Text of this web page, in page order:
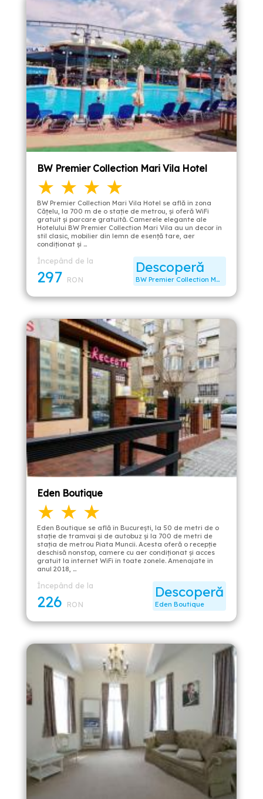
BW Premier Collection Mari Vila Hotel
★ ★ ★ ★
BW Premier Collection Mari Vila Hotel se află în zona
Căţelu, la 700 m de o staţie de metrou, şi oferă WiFi
gratuit şi parcare gratuită. Camerele elegante ale
Hotelului BW Premier Collection Mari Vila au un decor în
stil clasic, mobilier din lemn de esență tare, aer
condiţionat şi …
Descoperă
BW Premier Collection Mari Vila Hotel
Începând de la
297 RON
Eden Boutique
★ ★ ★
Eden Boutique se află în Bucureşti, la 50 de metri de o
staţie de tramvai şi de autobuz şi la 700 de metri de
staţia de metrou Piata Muncii. Acesta oferă o recepţie
deschisă nonstop, camere cu aer condiţionat şi acces
gratuit la internet WiFi în toate zonele. Amenajate în
anul 2018, …
Descoperă
Eden Boutique
Începând de la
226 RON